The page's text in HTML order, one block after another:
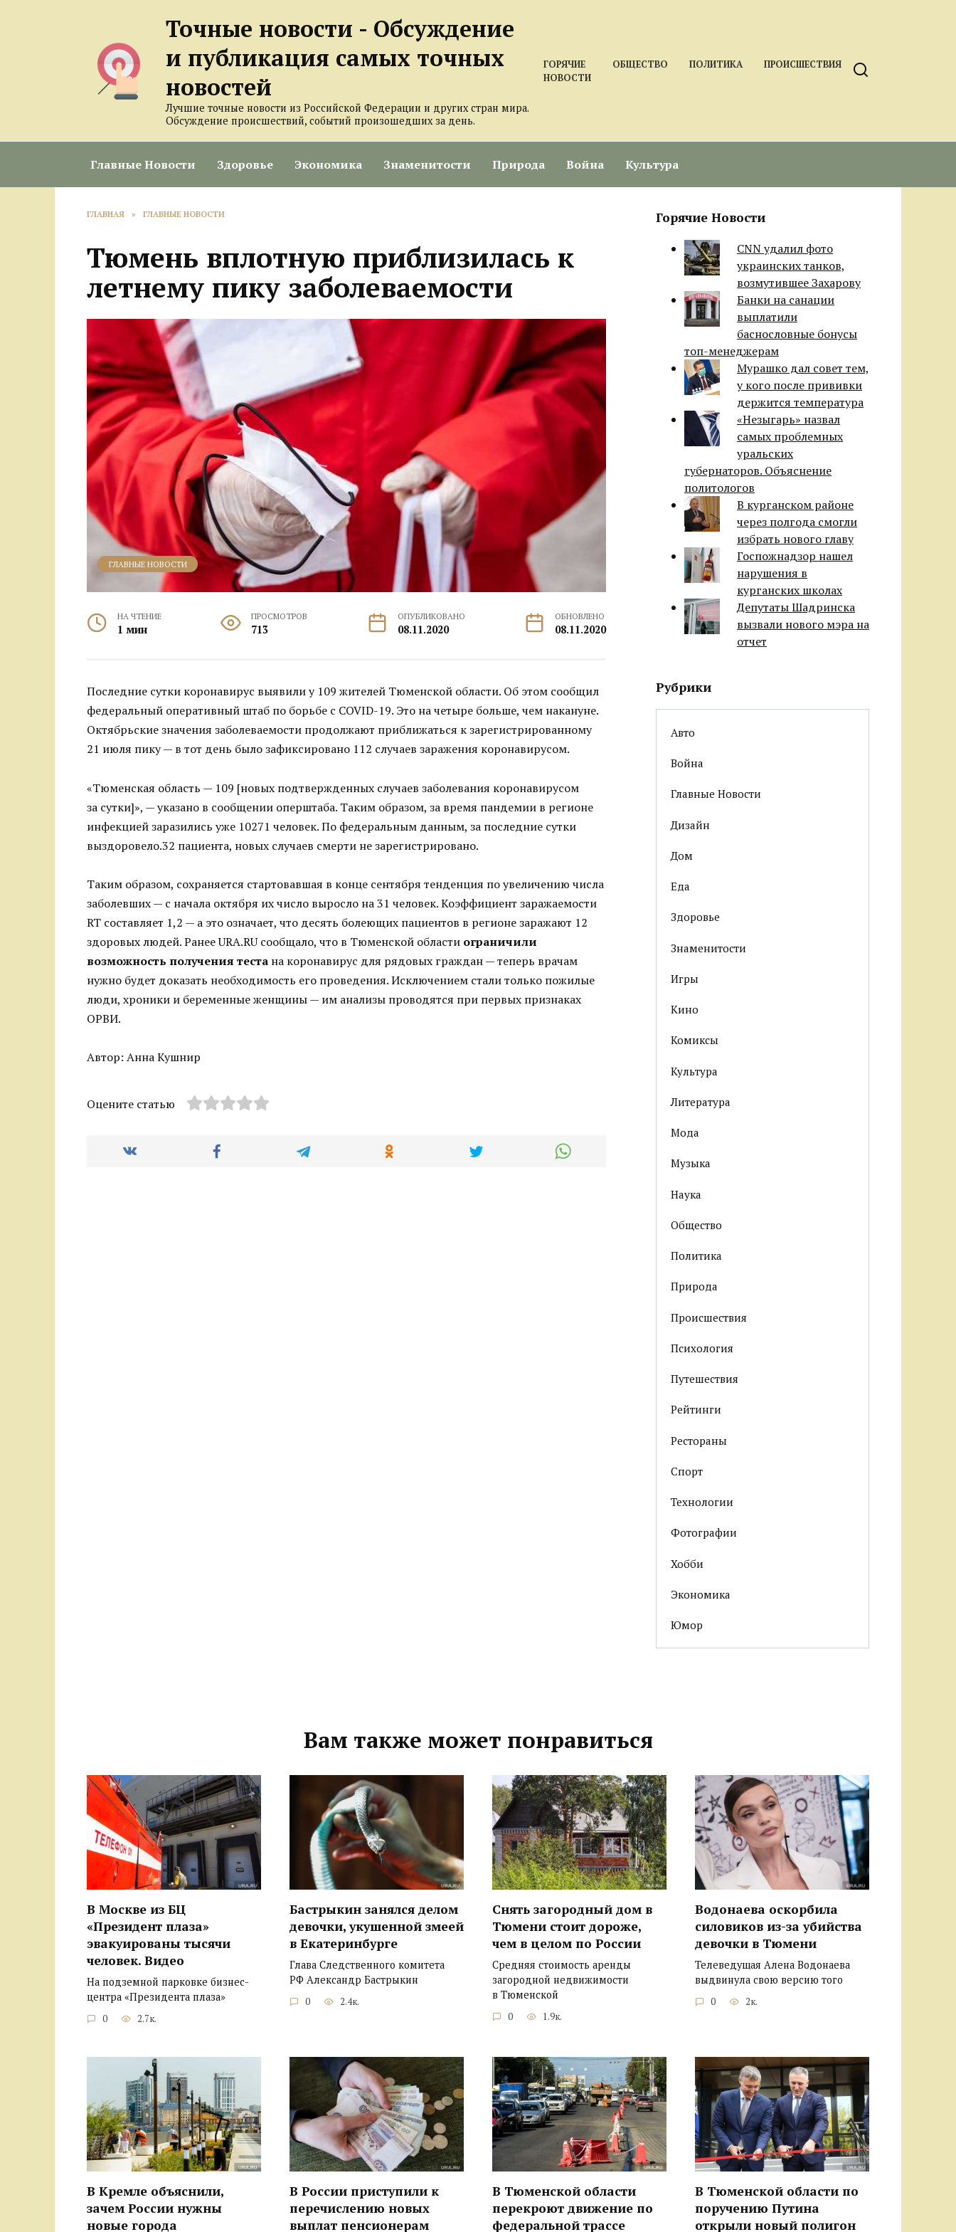
Точные новости - Обсуждение
и публикация самых точных
новостей
Лучшие точные новости из Российской Федерации и других стран мира.
Обсуждение происшествий, событий произошедших за день.
ГОРЯЧИЕ
НОВОСТИ
ОБЩЕСТВО ПОЛИТИКА ПРОИСШЕСТВИЯ
Главные Новости Здоровье Экономика Знаменитости Природа Война Культура
ГЛАВНАЯ » ГЛАВНЫЕ НОВОСТИ
Тюмень вплотную приблизилась к
летнему пику заболеваемости
ГЛАВНЫЕ НОВОСТИ
НА ЧТЕНИЕ
1 мин
ПРОСМОТРОВ
713
ОПУБЛИКОВАНО
08.11.2020
ОБНОВЛЕНО
08.11.2020
Последние сутки коронавирус выявили у 109 жителей Тюменской области. Об этом сообщил
федеральный оперативный штаб по борьбе с COVID-19. Это на четыре больше, чем накануне.
Октябрьские значения заболеваемости продолжают приближаться к зарегистрированному
21 июля пику — в тот день было зафиксировано 112 случаев заражения коронавирусом.
«Тюменская область — 109 [новых подтвержденных случаев заболевания коронавирусом
за сутки]», — указано в сообщении оперштаба. Таким образом, за время пандемии в регионе
инфекцией заразились уже 10271 человек. По федеральным данным, за последние сутки
выздоровело.32 пациента, новых случаев смерти не зарегистрировано.
Таким образом, сохраняется стартовавшая в конце сентября тенденция по увеличению числа
заболевших — с начала октября их число выросло на 31 человек. Коэффициент заражаемости
RT составляет 1,2 — а это означает, что десять болеющих пациентов в регионе заражают 12
здоровых людей. Ранее URA.RU сообщало, что в Тюменской области ограничили
возможность получения теста на коронавирус для рядовых граждан — теперь врачам
нужно будет доказать необходимость его проведения. Исключением стали только пожилые
люди, хроники и беременные женщины — им анализы проводятся при первых признаках
ОРВИ.
Автор: Анна Кушнир
Оцените статью
Горячие Новости
CNN удалил фото
украинских танков,
возмутившее Захарову
Банки на санации
выплатили
баснословные бонусы
топ-менеджерам
Мурашко дал совет тем,
у кого после прививки
держится температура
«Незыгарь» назвал
самых проблемных
уральских
губернаторов. Объяснение
политологов
В курганском районе
через полгода смогли
избрать нового главу
Госпожнадзор нашел
нарушения в
курганских школах
Депутаты Шадринска
вызвали нового мэра на
отчет
Рубрики
Авто
Война
Главные Новости
Дизайн
Дом
Еда
Здоровье
Знаменитости
Игры
Кино
Комиксы
Культура
Литература
Мода
Музыка
Наука
Общество
Политика
Природа
Происшествия
Психология
Путешествия
Рейтинги
Рестораны
Спорт
Технологии
Фотографии
Хобби
Экономика
Юмор
Вам также может понравиться
В Москве из БЦ
«Президент плаза»
эвакуированы тысячи
человек. Видео
На подземной парковке бизнес-
центра «Президента плаза»
0 2.7к.
Бастрыкин занялся делом
девочки, укушенной змеей
в Екатеринбурге
Глава Следственного комитета
РФ Александр Бастрыкин
0 2.4к.
Снять загородный дом в
Тюмени стоит дороже,
чем в целом по России
Средняя стоимость аренды
загородной недвижимости
в Тюменской
0 1.9к.
Водонаева оскорбила
силовиков из-за убийства
девочки в Тюмени
Телеведущая Алена Водонаева
выдвинула свою версию того
0 2к.
В Кремле объяснили,
зачем России нужны
новые города
В России приступили к
перечислению новых
выплат пенсионерам
В Тюменской области
перекроют движение по
федеральной трассе
В Тюменской области по
поручению Путина
открыли новый полигон